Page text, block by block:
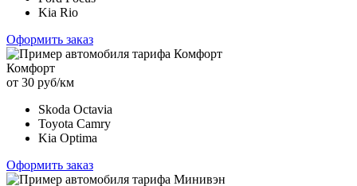
Kia Rio
Оформить заказ
Комфорт
от 30 руб/км
Skoda Octavia
Toyota Camry
Kia Optima
Оформить заказ